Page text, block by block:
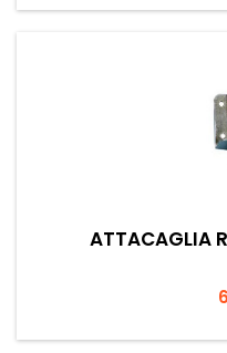
ATTACAGLIA